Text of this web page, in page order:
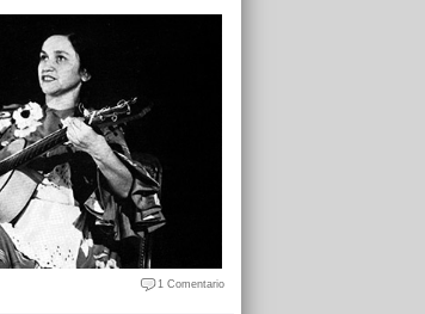
1 Comentario